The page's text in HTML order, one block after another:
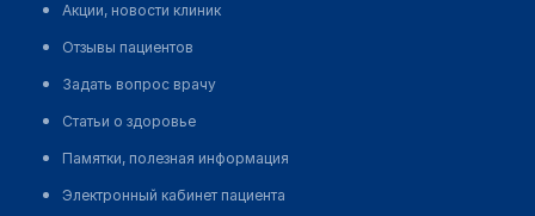
Акции, новости клиник
Отзывы пациентов
Задать вопрос врачу
Статьи о здоровье
Памятки, полезная информация
Электронный кабинет пациента